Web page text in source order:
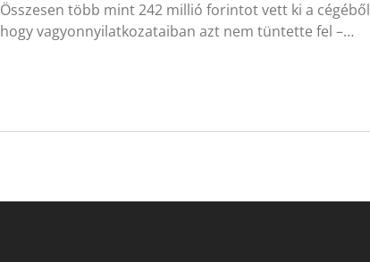
Összesen több mint 242 millió forintot vett ki a
hogy vagyonnyilatkozataiban azt nem tüntette fel –…